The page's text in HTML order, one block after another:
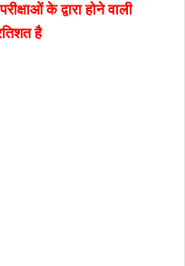
के द्वारा होने वाली
है